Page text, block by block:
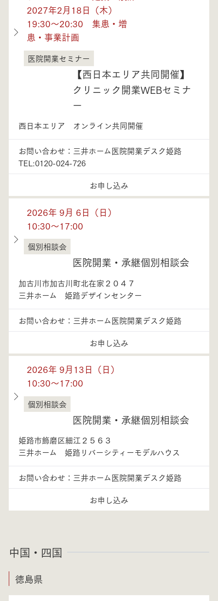
2027年2月18日（木）
19:30～20:30 集患・増
患・事業計画
兵庫県
医院開業セミナー
【西日本エリア共同開催】
クリニック開業WEBセミナ
ー
西日本エリア オンライン共同開催
お問い合わせ：三井ホーム医院開業デスク姫路
TEL:0120-024-726
お申し込み
2026年 9月 6日（日）
10:30～17:00
兵庫県
個別相談会
医院開業・承継個別相談会
加古川市加古川町北在家２０４７
三井ホーム 姫路デザインセンター
お問い合わせ：三井ホーム医院開業デスク姫路
お申し込み
2026年 9月13日（日）
10:30～17:00
兵庫県
個別相談会
医院開業・承継個別相談会
姫路市飾磨区細江２５６３
三井ホーム 姫路リバーシティーモデルハウス
お問い合わせ：三井ホーム医院開業デスク姫路
お申し込み
中国・四国
徳島県